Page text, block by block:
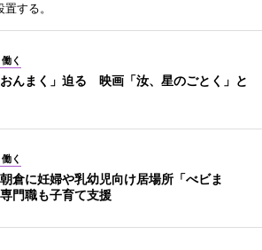
する。
く
んまく」迫る 映画「汝、星のごとく」と
く
倉に妊婦や乳幼児向け居場所「べビま
門職も子育て支援